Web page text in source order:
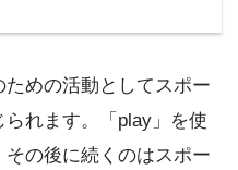
めの活動としてスポー
れます。「play」を使
の後に続くのはスポー